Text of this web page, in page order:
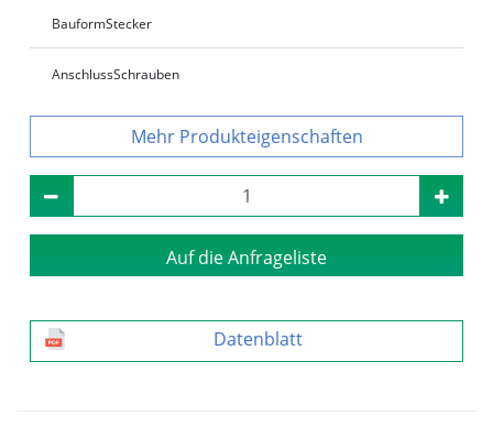
BauformStecker
AnschlussSchrauben
Produkteigenschaften
Auf die Anfrageliste
Datenblatt